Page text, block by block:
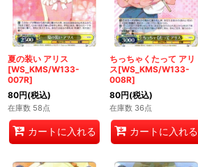
夏の装い アリス
[WS_KMS/W133-
007R]
80円(税込)
在庫数 58点
カートに入れる
ちっちゃくたって アリ
ス[WS_KMS/W133-
008R]
80円(税込)
在庫数 36点
カートに入れる